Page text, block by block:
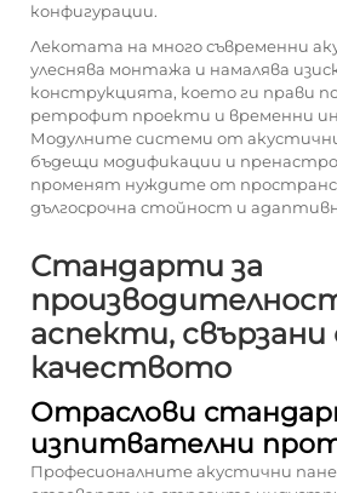
конфигурации.
Лекотата на много съвременни
улеснява монтажа и намалява
конструкцията, което ги прави
ретрофит проекти и временни
Модулните системи от
бъдещи модификации и
променят нуждите от
дългосрочна стойност и
Стандарти за
аспекти, свързани
качеството
Отраслови
изпитвателни
Професионалните акустични